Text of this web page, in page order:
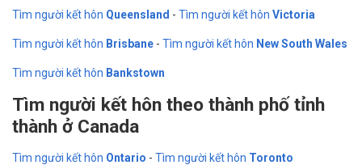
Tìm người kết hôn Queensland - Tìm người kết hôn Victoria
Tìm người kết hôn Brisbane - Tìm người kết hôn New South Wales
Tìm người kết hôn Bankstown
Tìm người kết hôn theo thành phố tỉnh
thành ở Canada
Tìm người kết hôn Ontario - Tìm người kết hôn Toronto